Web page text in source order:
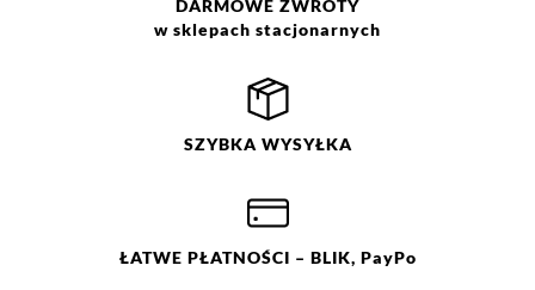
DARMOWE ZWROTY
w sklepach stacjonarnych
SZYBKA WYSYŁKA
ŁATWE PŁATNOŚCI – BLIK, PayPo